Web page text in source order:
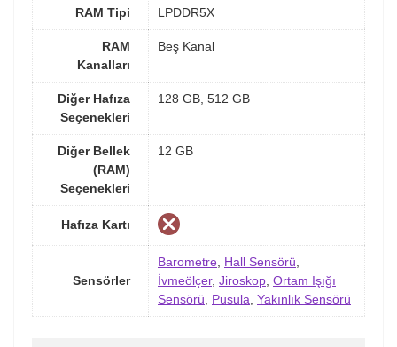
RAM Tipi LPDDR5X
RAM
Kanalları
Beş Kanal
Diğer Hafıza
Seçenekleri
128 GB, 512 GB
Diğer Bellek
(RAM)
Seçenekleri
12 GB
Hafıza Kartı
Sensörler
Barometre Hall Sensörü
İvmeölçer, Jiroskop Ortam Işığı
Sensörü
Pusula Yakınlık Sensörü